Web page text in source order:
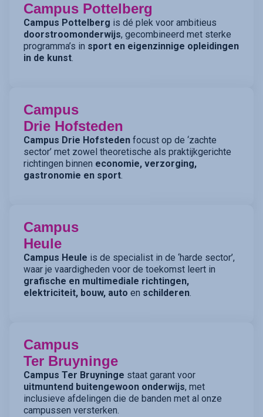
Campus Pottelberg
Campus Pottelberg is dé plek voor ambitieus
doorstroomonderwijs, gecombineerd met sterke
programma’s in sport en eigenzinnige opleidingen
in de kunst.
Campus
Drie Hofsteden
Campus Drie Hofsteden focust op de ‘zachte
sector’ met zowel theoretische als praktijkgerichte
richtingen binnen economie, verzorging,
gastronomie en sport.
Campus
Heule
Campus Heule is de specialist in de ‘harde sector’,
waar je vaardigheden voor de toekomst leert in
grafische en multimediale richtingen,
elektriciteit, bouw, auto en schilderen.
Campus
Ter Bruyninge
Campus Ter Bruyninge staat garant voor
uitmuntend buitengewoon onderwijs, met
inclusieve afdelingen die de banden met al onze
campussen versterken.